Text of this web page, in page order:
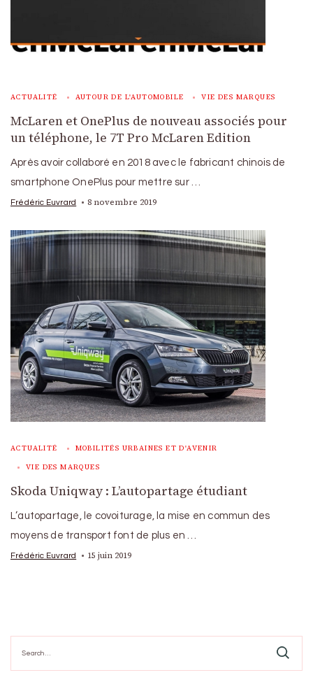
ACTUALITÉ AUTOUR DE L'AUTOMOBILE VIE DES MARQUES
McLaren et OnePlus de nouveau associés pour
un téléphone, le 7T Pro McLaren Edition
Après avoir collaboré en 2018 avec le fabricant chinois de
smartphone OnePlus pour mettre sur …
Frédéric Euvrard 8 novembre 2019
ACTUALITÉ MOBILITÉS URBAINES ET D'AVENIR
VIE DES MARQUES
Skoda Uniqway : L’autopartage étudiant
L’autopartage, le covoiturage, la mise en commun des
moyens de transport font de plus en …
Frédéric Euvrard 15 juin 2019
for: